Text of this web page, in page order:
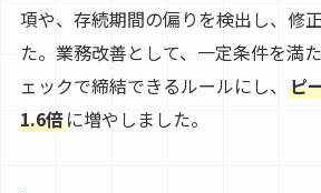
項や、存続期間の偏りを検出し、修
た。業務改善として、一定条件を満
ェックで締結できるルールにし、 ピ
1.6倍に増やしました。